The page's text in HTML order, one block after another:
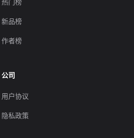
新品榜
作者榜
公司
用户协议
隐私政策